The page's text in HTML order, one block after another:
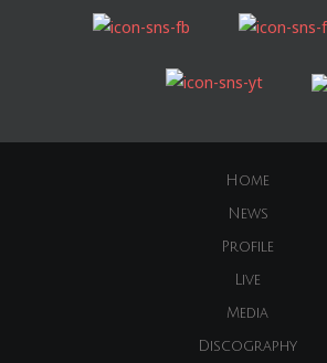
Home
News
Profile
Live
Media
Discography